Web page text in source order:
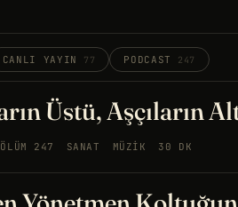
CANLI YAYIN 77 PODCAST 247
Üstü, Aşçıların
247 SANAT MÜZIK 30 DK